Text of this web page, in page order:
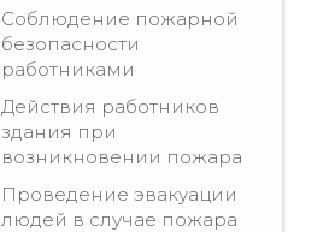
Соблюдение пожарной
безопасности
работниками
Действия работников
здания при
возникновении пожара
Проведение эвакуации
людей в случае пожара